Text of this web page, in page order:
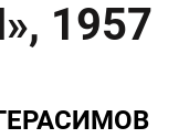
1957